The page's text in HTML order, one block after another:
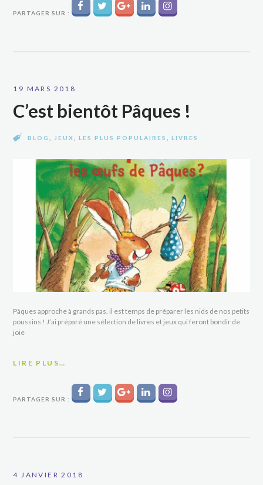
PARTAGER SUR :
19 MARS 2018
C’est bientôt Pâques !
BLOG JEUX ,LES PLUS POPULAIRES ,LIVRES
Pâques approche à grands pas, il est temps de préparer les nids de nos petits
poussins ! J’ai préparé une sélection de livres et jeux qui feront bondir de
joie
LIRE PLUS…
PARTAGER SUR :
4 JANVIER 2018